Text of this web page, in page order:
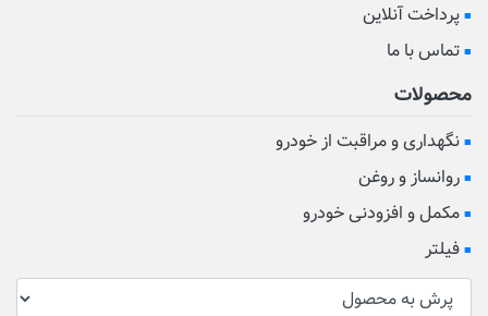
پرداخت آنلاین
تماس با ما
محصولات
نگهداری و مراقبت از خودرو
روانساز و روغن
مکمل و افزودنی خودرو
فیلتر